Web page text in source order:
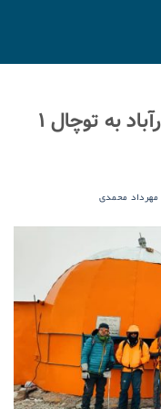
گزارش برنامۀ خط الراس دارآباد به توچال ۱
مهرداد محمدی